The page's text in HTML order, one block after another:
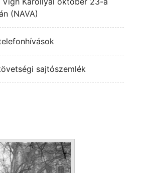
(NAVA)
sajtószemlék